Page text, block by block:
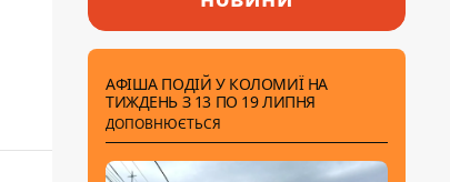
АФІША ПОДІЙ У КОЛОМИЇ НА
ТИЖДЕНЬ З 13 ПО 19 ЛИПНЯ
ДОПОВНЮЄТЬСЯ